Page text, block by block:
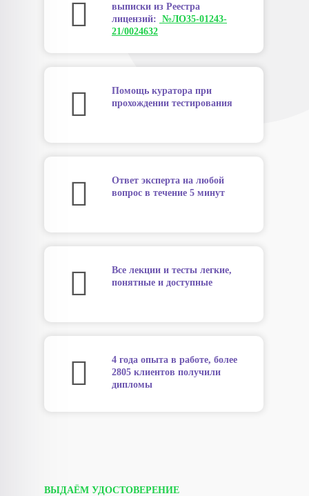
выписки из Реестра
лицензий: №ЛО35-01243-
21/0024632
Помощь куратора при
прохождении тестирования
Ответ эксперта на любой
вопрос в течение 5 минут
Все лекции и тесты легкие,
понятные и доступные
4 года опыта в работе, более
2805 клиентов получили
дипломы
ВЫДАЁМ УДОСТОВЕРЕНИЕ